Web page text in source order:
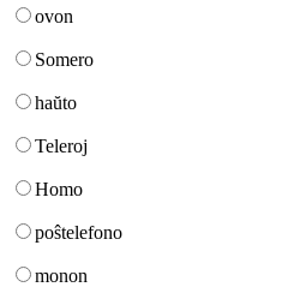
ovon
Somero
haŭto
Teleroj
Homo
poŝtelefono
monon